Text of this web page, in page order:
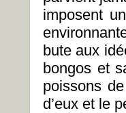
imposent
bute aux
bongos et
poissons
d’eux et le